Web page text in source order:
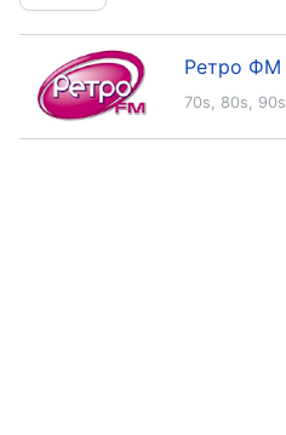
70s, 80s, 90s
Ретро ФМ